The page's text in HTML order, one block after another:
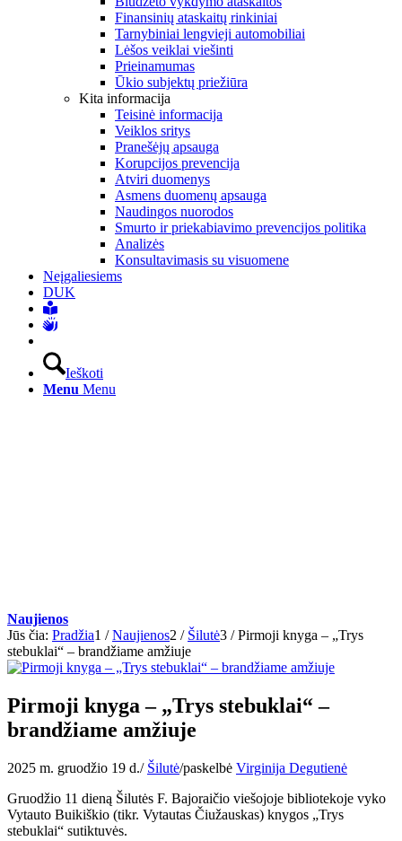
Finansinių ataskaitų rinkiniai
Tarnybiniai lengvieji automobiliai
Lėšos veiklai viešinti
Prieinamumas
Ūkio subjektų priežiūra
Kita informacija
Teisinė informacija
Veiklos sritys
Pranešėjų apsauga
Korupcijos prevencija
Atviri duomenys
Asmens duomenų apsauga
Naudingos nuorodos
Smurto ir priekabiavimo prevencijos politika
Analizės
Konsultavimasis su visuomene
Neįgaliesiems
DUK
Ieškoti
Menu Menu
Naujienos
Jūs čia: Pradžia1 / Naujienos2 / Šilutė3 / Pirmoji knyga – „Trys
stebuklai“ – brandžiame amžiuje
Pirmoji knyga – „Trys stebuklai“ –
brandžiame amžiuje
2025 m. gruodžio 19 d./ Šilutė/paskelbė Virginija Degutienė
Gruodžio 11 dieną Šilutės F. Bajoraičio viešojoje bibliotekoje vyko
Vytauto Buikiškio (tikr. Vytautas Čiužauskas) knygos „Trys
stebuklai“ sutiktuvės.